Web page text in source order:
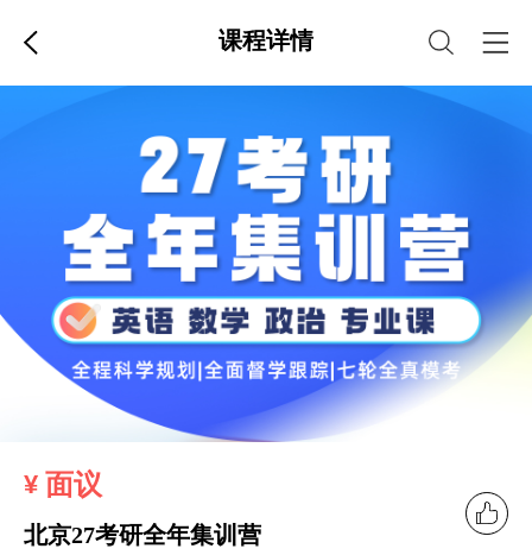
课程详情
¥ 面议
北京27考研全年集训营